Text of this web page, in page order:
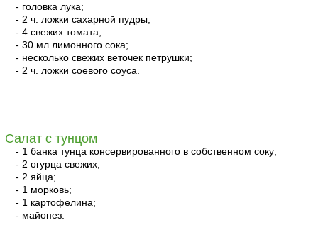
- головка лука;
- 2 ч. ложки сахарной пудры;
- 4 свежих томата;
- 30 мл лимонного сока;
- несколько свежих веточек петрушки;
- 2 ч. ложки соевого соуса.
Салат с тунцом
- 1 банка тунца консервированного в собственном соку;
- 2 огурца свежих;
- 2 яйца;
- 1 морковь;
- 1 картофелина;
- майонез.